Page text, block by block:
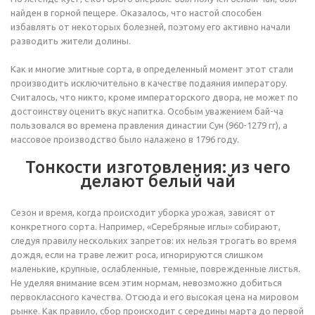
найден в горной пещере. Оказалось, что настой способен
избавлять от некоторых болезней, поэтому его активно начали
разводить жители долины.
Как и многие элитные сорта, в определенный момент этот стали
производить исключительно в качестве подаяния императору.
Считалось, что никто, кроме императорского двора, не может по
достоинству оценить вкус напитка. Особым уважением бай-ча
пользовался во времена правления династии Сун (960-1279 гг), а
массовое производство было налажено в 1796 году.
Тонкости изготовления: из чего
делают белый чай
Сезон и время, когда происходит уборка урожая, зависят от
конкретного сорта. Например, «Серебряные иглы» собирают,
следуя правилу нескольких запретов: их нельзя трогать во время
дождя, если на траве лежит роса, игнорируются слишком
маленькие, крупные, ослабленные, темные, поврежденные листья.
Не уделяя внимание всем этим нормам, невозможно добиться
первоклассного качества. Отсюда и его высокая цена на мировом
рынке. Как правило, сбор происходит с середины марта до первой